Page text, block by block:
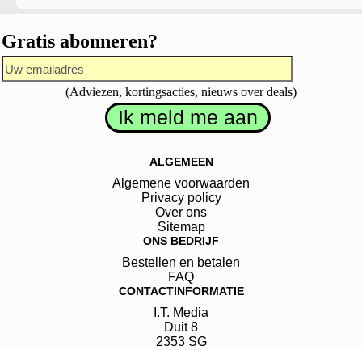
Gratis abonneren?
(Adviezen, kortingsacties, nieuws over deals)
ALGEMEEN
Algemene voorwaarden
Privacy policy
Over ons
Sitemap
ONS BEDRIJF
Bestellen en betalen
FAQ
CONTACTINFORMATIE
I.T. Media
Duit8
2353 SG